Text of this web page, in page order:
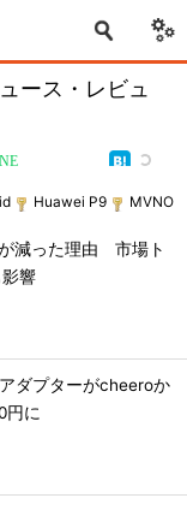
ース・レビュ
Huawei P9 MVNO
減った理由 市場ト
響
ダプターがcheeroか
に